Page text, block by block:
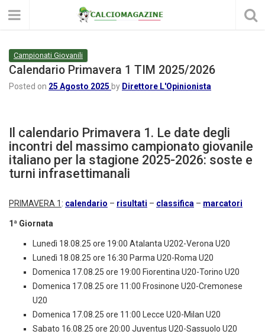
Campionati Giovanili
Calendario Primavera 1 TIM 2025/2026
Posted on 25 Agosto 2025 by Direttore L'Opinionista
Il calendario Primavera 1. Le date degli
incontri del massimo campionato giovanile
italiano per la stagione 2025-2026: soste e
turni infrasettimanali
PRIMAVERA 1 : calendario – risultati – classifica – marcatori
1ª Giornata
Lunedì 18.08.25 ore 19:00 Atalanta U202-Verona U20
Lunedì 18.08.25 ore 16:30 Parma U20-Roma U20
Domenica 17.08.25 ore 19:00 Fiorentina U20-Torino U20
Domenica 17.08.25 ore 11:00 Frosinone U20-Cremonese
U20
Domenica 17.08.25 ore 11:00 Lecce U20-Milan U20
Sabato 16.08.25 ore 20:00 Juventus U20-Sassuolo U20